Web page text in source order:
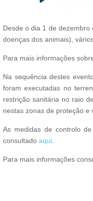
Desde o dia 1 de
doenças dos animais),
Para mais informações
Na sequência destes
foram executadas no
restrição sanitária no raio
nestas zonas de proteção e
As medidas de controlo
consultado aqui
Para mais informações